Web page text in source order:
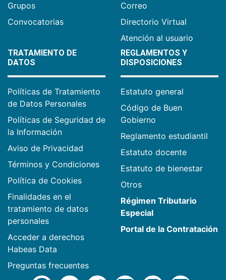
Grupos
Convocatorias
Correo
Directorio Virtual
Atención al usuario
TRATAMIENTO DE
DATOS
Políticas de Tratamiento
de Datos Personales
Políticas de Seguridad de
la Información
Aviso de Privacidad
Términos y Condiciones
Política de Cookies
Finalidades en el
tratamiento de datos
personales
Acceder a derechos
Habeas Data
Preguntas frecuentes
REGLAMENTOS Y
DISPOSICIONES
Estatuto general
Código de Buen
Gobierno
Reglamento estudiantil
Estatuto docente
Estatuto de bienestar
Otros
Régimen Tributario
Especial
Portal de la Contratación